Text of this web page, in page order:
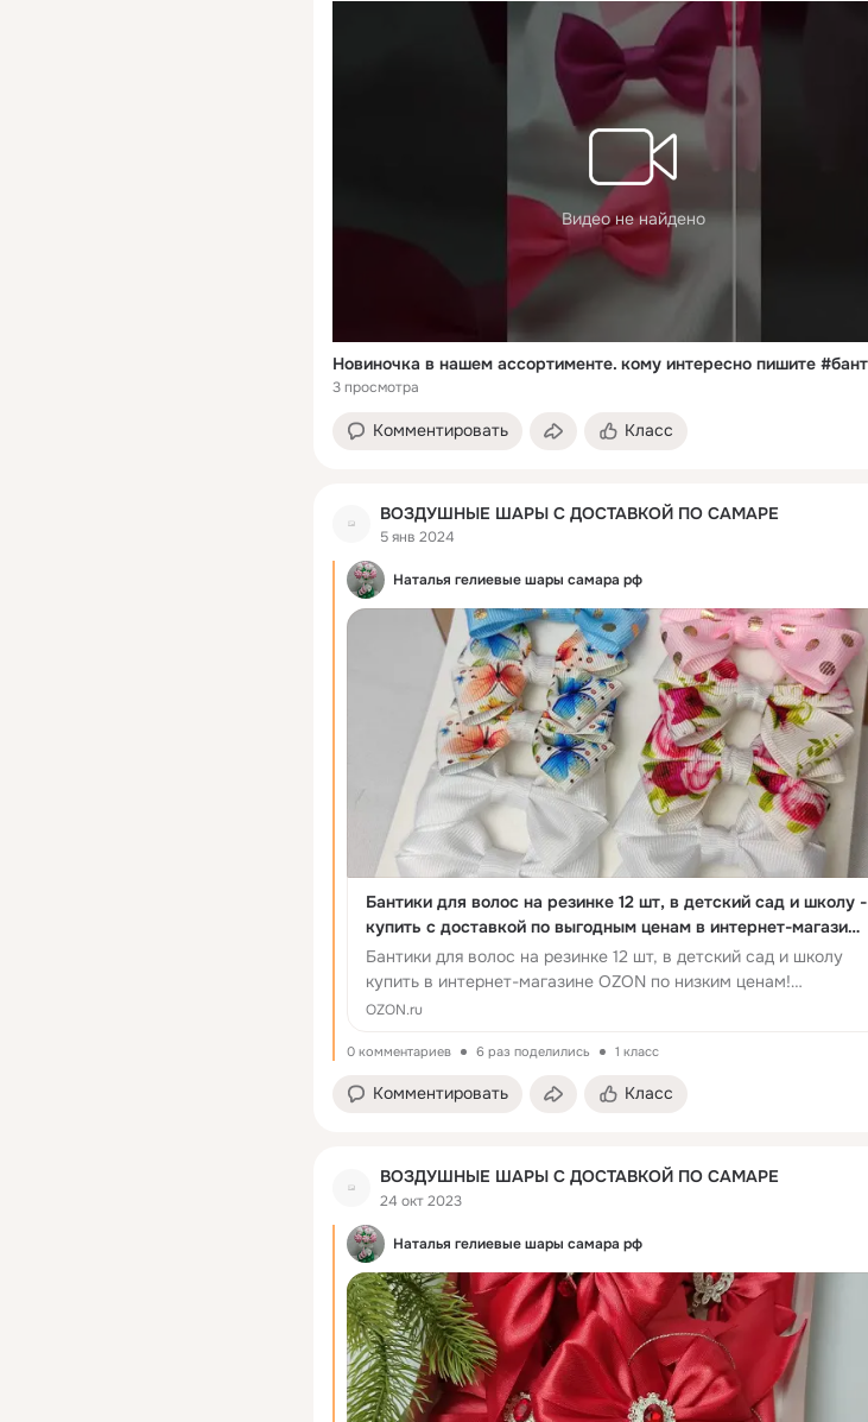
Видео не найдено
3 просмотра
Комментировать Класс
ВОЗДУШНЫЕ ШАРЫ С ДОСТАВКОЙ ПО САМАРЕ
5 янв 2024
Наталья гелиевые шары самара рф
Бантики для волос на резинке 12 шт, в детский сад и школу -
купить с доставкой по выгодным ценам в интернет-магазине
OZON (1161606914)
Бантики для волос на резинке 12 шт, в детский сад и школу
купить в интернет-магазине OZON по низким ценам!
Бесплатная ...
OZON.ru
0 комментариев 6 раз поделились 1 класс
Комментировать Класс
ВОЗДУШНЫЕ ШАРЫ С ДОСТАВКОЙ ПО САМАРЕ
24 окт 2023
Наталья гелиевые шары самара рф